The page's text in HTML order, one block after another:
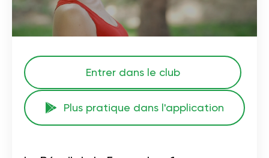
Entrer dans le club
Plus pratique dans l'application